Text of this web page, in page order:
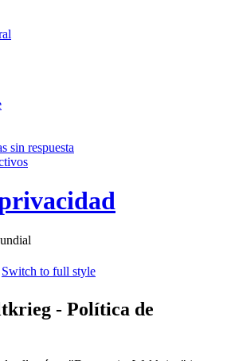
sin respuesta
Switch to full style
- Política de